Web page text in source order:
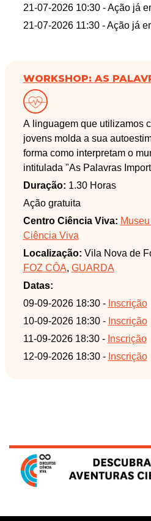
usufruam de diversas
eficiente da água, no seu
circular, ficando também a
fábricas de água na gestão
também se recicla!
21-07-2026 10:30 - Ação já
21-07-2026 11:30 - Ação já
WORKSHOP: AS
A linguagem que utilizamos
jovens molda a sua
forma como interpretam o
intitulada "As Palavras
como um espaço de reflexão
famílias, focando-se no
verbal e não-verbal no
objetivo é dotar os pais de
comunicação positiva que
familiares e apoiem o
dos filhos.
Objetivos específicos:
Consciencialização:
neurobiológico e emocional
vs. críticas) no
Comunicação Positiva:
linguagem reativa por
empatia, a cooperação e a
Resolução de Conflitos:
Duração: 1.30 Horas
Ação gratuita
Centro Ciência Viva:
Ciência Viva
Localização: Vila Nova de
FOZ CÔA, GUARDA
Datas:
09-09-2026 18:30 - Inscrição
10-09-2026 18:30 - Inscrição
11-09-2026 18:30 - Inscrição
12-09-2026 18:30 - Inscrição